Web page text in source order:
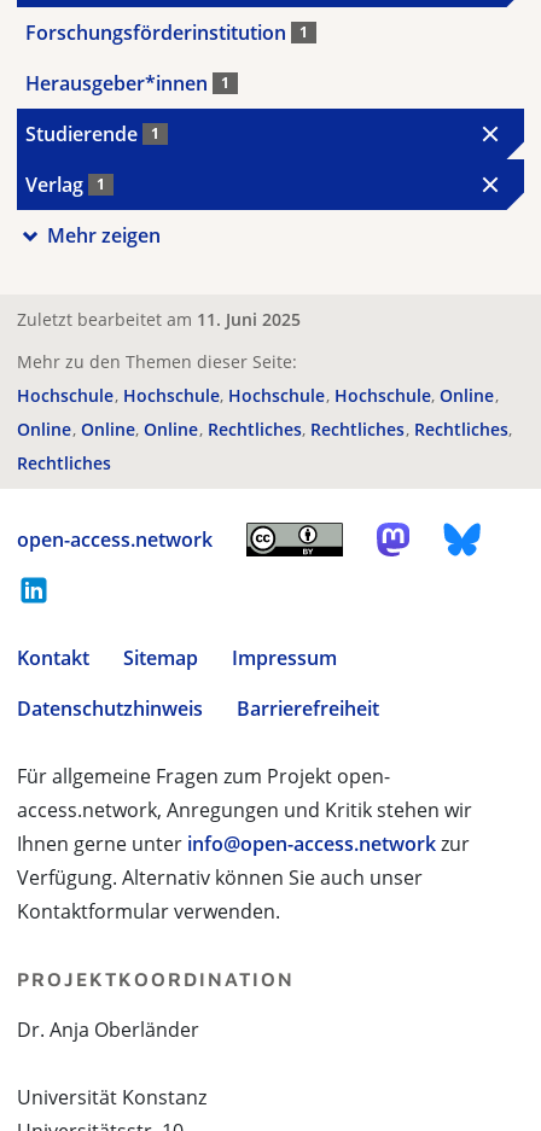
Forschungsförderinstitution 1
Herausgeber*innen 1
Studierende 1
Verlag 1
Mehr zeigen
Zuletzt bearbeitet am 11. Juni 2025
Mehr zu den Themen dieser Seite:
Hochschule Hochschule Hochschule Hochschule Online
Online Online Online Rechtliches Rechtliches Rechtliches
Rechtliches
open-access.network
Kontakt Sitemap
Impressum
Datenschutzhinweis
Barrierefreiheit
Für allgemeine Fragen zum Projekt open-
access.network, Anregungen und Kritik stehen wir
Ihnen gerne unter info@open-access.networkzur
Verfügung. Alternativ können Sie auch unser
Kontaktformular verwenden.
PROJEKTKOORDINATION
Dr. Anja Oberländer
Universität Konstanz